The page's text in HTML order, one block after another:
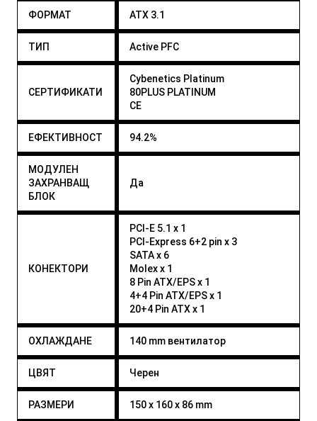
ФОРМАТ ATX 3.1
ТИП Active PFC
СЕРТИФИКАТИ
Cybenetics Platinum
80PLUS PLATINUM
CE
ЕФЕКТИВНОСТ 94.2%
МОДУЛЕН
ЗАХРАНВАЩ
БЛОК
Да
КОНЕКТОРИ
PCI-E 5.1 x 1
PCI-Express 6+2 pin x 3
SATA x 6
Molex x 1
8 Pin ATX/EPS x 1
4+4 Pin ATX/EPS x 1
20+4 Pin ATX x 1
ОХЛАЖДАНЕ 140 mm вентилатор
ЦВЯТ Черен
РАЗМЕРИ 150 x 160 x 86 mm